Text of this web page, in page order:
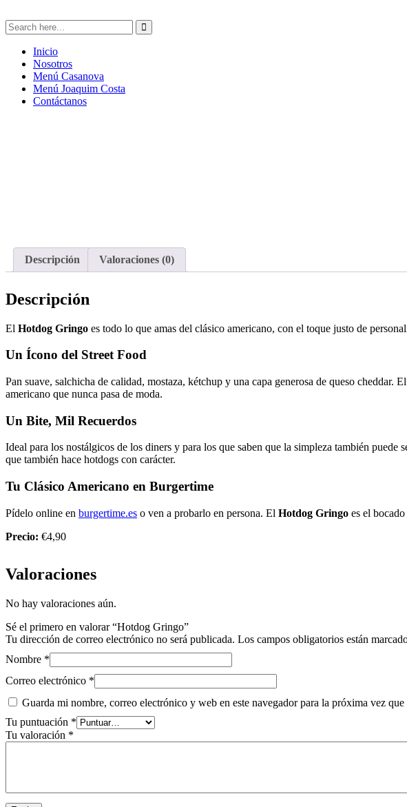
Inicio
Nosotros
Menú Casanova
Menú Joaquim Costa
Contáctanos
Descripción Valoraciones (0)
Descripción
El Hotdog Gringo es todo lo que amas del clásico americano, con el toque justo de
Un Ícono del Street Food
Pan suave, salchicha de calidad, mostaza, kétchup y una capa generosa de queso cheddar. El
americano que nunca pasa de moda.
Un Bite, Mil Recuerdos
Ideal para los nostálgicos de los diners y para los que saben que la simpleza también
que también hace hotdogs con carácter.
Tu Clásico Americano en Burgertime
Pídelo online en burgertime.es o ven a probarlo en persona. El Hotdog Gringo es el
Precio: €4,90
Valoraciones
No hay valoraciones aún.
Sé el primero en valorar “Hotdog Gringo”
Tu dirección de correo electrónico no será publicada. Los campos obligatorios están
Nombre *
Correo electrónico *
Guarda mi nombre, correo electrónico y web en este navegador para la próxima vez que
Tu puntuación *
Tu valoración *